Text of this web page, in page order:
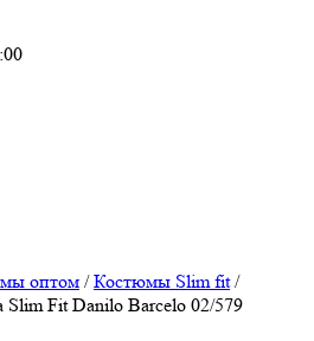
оптом /Костюмы Slim fit/
Fit Danilo Barcelo 02/579